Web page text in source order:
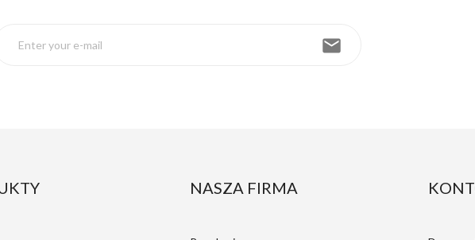
email
NASZA FIRMA